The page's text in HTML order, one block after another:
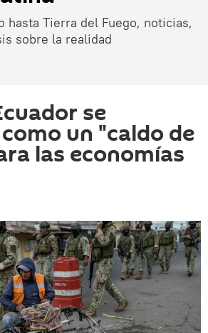
hasta Tierra del Fuego, noticias,
sobre la realidad
se
un "caldo de
las economías